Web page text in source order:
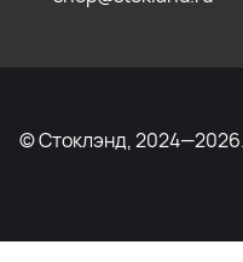
© Стоклэнд,